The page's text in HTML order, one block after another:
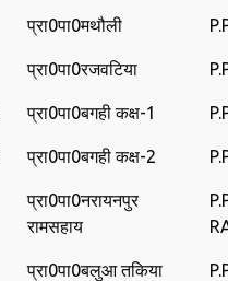
प्रा0पा0मथौली
प्रा0पा0रजवटिया
प्रा0पा0बगही कक्ष-1
प्रा0पा0बगही कक्ष-2
प्रा0पा0नरायनपुर
रामसहाय
प्रा0पा0बलुआ तकिया